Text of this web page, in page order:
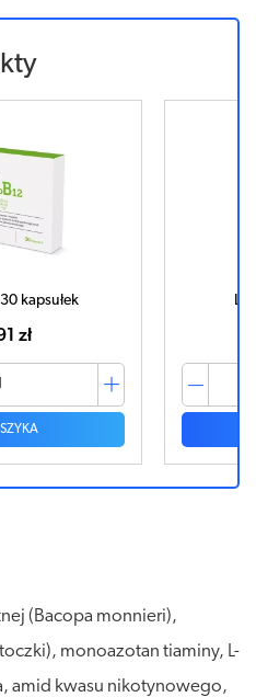
kapsułek
zł
(Bacopa monnieri),
monoazotan tiaminy, L-
amid kwasu nikotynowego,